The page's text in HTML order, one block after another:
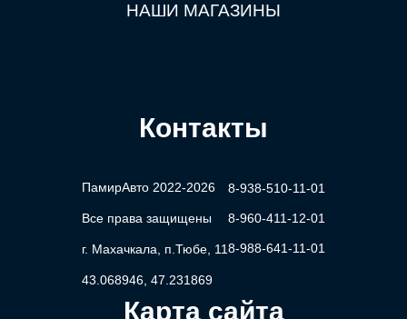
НАШИ МАГАЗИНЫ
Контакты
ПамирАвто 2022-2026
Все права защищены
г. Махачкала, п.Тюбе, 11
43.068946, 47.231869
8-938-510-11-01
8-960-411-12-01
8-988-641-11-01
Карта сайта